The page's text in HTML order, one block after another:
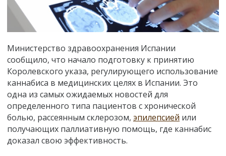
Министерство здравоохранения Испании
сообщило, что начало подготовку к принятию
Королевского указа, регулирующего использование
каннабиса в медицинских целях в Испании. Это
одна из самых ожидаемых новостей для
определенного типа пациентов с хронической
болью, рассеянным склерозом, эпилепсией или
получающих паллиативную помощь, где каннабис
доказал свою эффективность.